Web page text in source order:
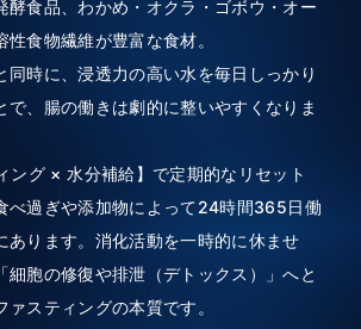
酵食品、わかめ・オクラ・ゴボウ・オー
性食物繊維が豊富な食材。
同時に、浸透力の高い水を毎日しっかり
で、腸の働きは劇的に整いやすくなりま
グ × 水分補給】で定期的なリセット
べ過ぎや添加物によって24時間365日働
あります。消化活動を一時的に休ませ
細胞の修復や排泄（デトックス）」へと
スティングの本質です。